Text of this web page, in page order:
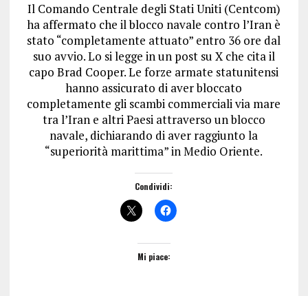
Il Comando Centrale degli Stati Uniti (Centcom)
ha affermato che il blocco navale contro l’Iran è
stato “completamente attuato” entro 36 ore dal
suo avvio. Lo si legge in un post su X che cita il
capo Brad Cooper. Le forze armate statunitensi
hanno assicurato di aver bloccato
completamente gli scambi commerciali via mare
tra l’Iran e altri Paesi attraverso un blocco
navale, dichiarando di aver raggiunto la
“superiorità marittima” in Medio Oriente.
Condividi:
Mi piace: